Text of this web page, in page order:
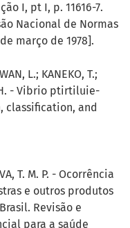
I, pt I, p. 11616-7.
Nacional de Normas
março de 1978].
L.; KANEKO, T.;
H. - Vibrio ptirtiluie-
and
T. M. P. - Ocorrência
e outros produtos
Revisão e
para a saúde